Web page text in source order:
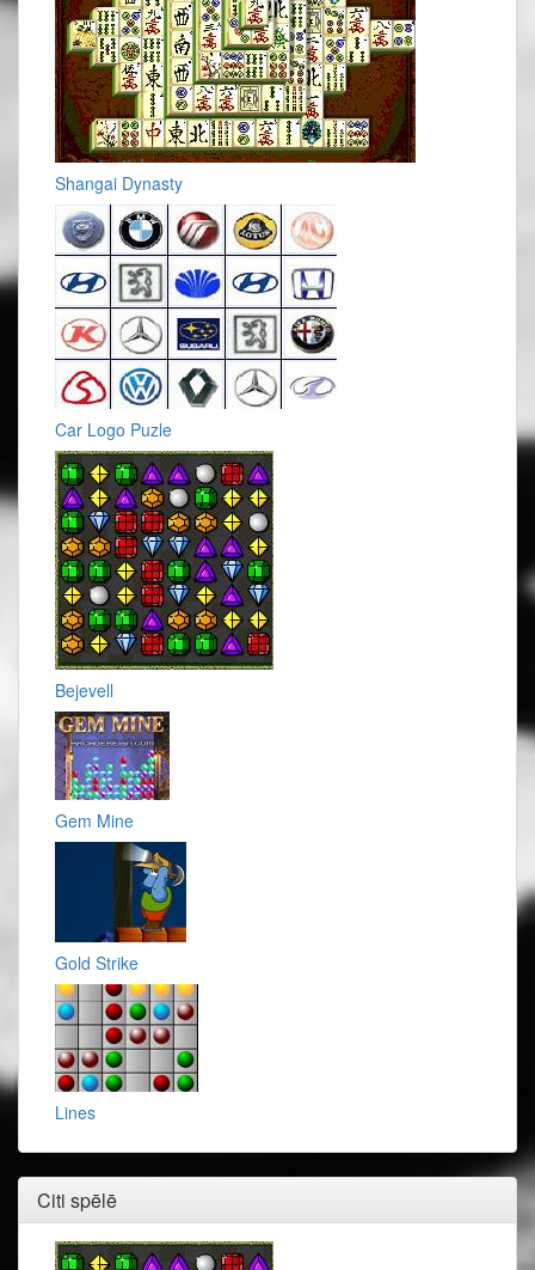
Shangai Dynasty
Car Logo Puzle
Bejevell
Gem Mine
Gold Strike
Lines
Citi spēlē